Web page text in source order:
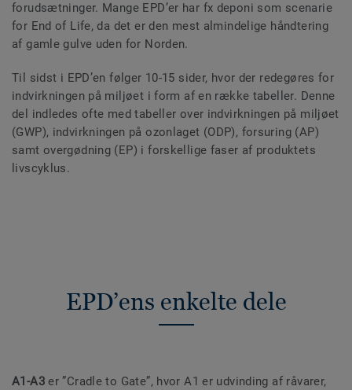
forudsætninger. Mange EPD’er har fx deponi som scenarie
for End of Life, da det er den mest almindelige håndtering
af gamle gulve uden for Norden.
Til sidst i EPD’en følger 10-15 sider, hvor der redegøres for
indvirkningen på miljøet i form af en række tabeller. Denne
del indledes ofte med tabeller over indvirkningen på miljøet
(GWP), indvirkningen på ozonlaget (ODP), forsuring (AP)
samt overgødning (EP) i forskellige faser af produktets
livscyklus.
EPD’ens enkelte dele
A1-A3er ”Cradle to Gate”, hvor A1 er udvinding af råvarer,